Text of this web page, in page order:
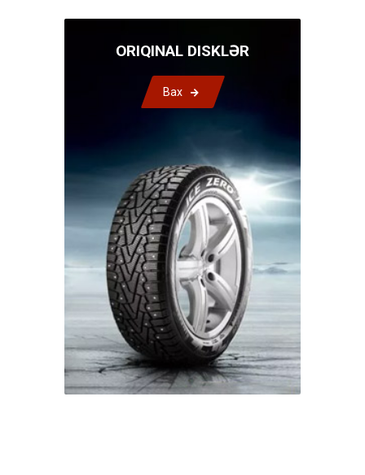
ORIQINAL DISKLƏR
Bax